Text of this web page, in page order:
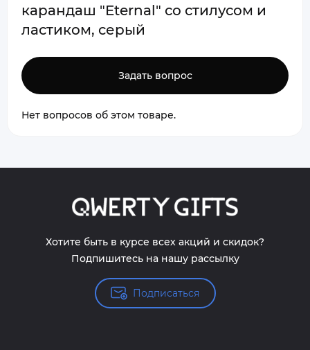
карандаш "Eternal" со стилусом и
ластиком, серый
Задать вопрос
Нет вопросов об этом товаре.
Хотите быть в курсе всех акций и скидок?
Подпишитесь на нашу рассылку
Подписаться